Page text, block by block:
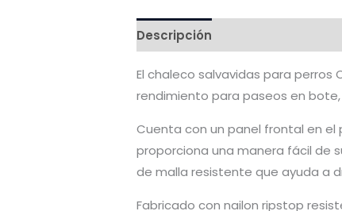
Descripción
El chaleco salvavidas para
rendimiento para paseos en
Cuenta con un panel frontal en el
proporciona una manera fácil de
de malla resistente que ayuda a
Fabricado con nailon ripstop